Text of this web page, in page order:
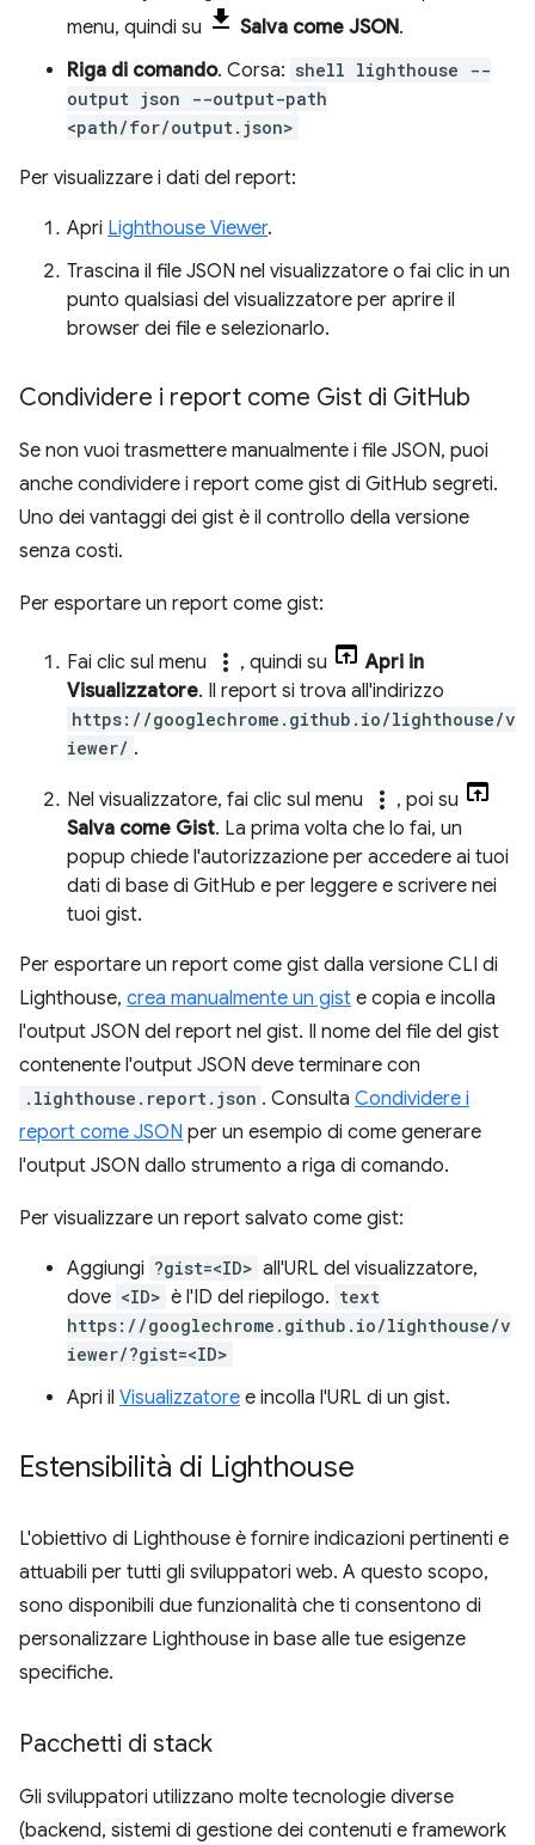
menu, quindi su
Salva come JSON.
Riga di comando. Corsa: shell lighthouse --
output json --output-path
<path/for/output.json>
Per visualizzare i dati del report:
Apri Lighthouse Viewer.
Trascina il file JSON nel visualizzatore o fai clic in un
punto qualsiasi del visualizzatore per aprire il
browser dei file e selezionarlo.
Condividere i report come Gist di GitHub
Se non vuoi trasmettere manualmente i file JSON, puoi
anche condividere i report come gist di GitHub segreti.
Uno dei vantaggi dei gist è il controllo della versione
senza costi.
Per esportare un report come gist:
Fai clic sul menu more_vert , quindi su
Apri in
Visualizzatore. Il report si trova all'indirizzo
https://googlechrome.github.io/lighthouse/v
iewer/ .
Nel visualizzatore, fai clic sul menu more_vert , poi su
Salva come Gist. La prima volta che lo fai, un
popup chiede l'autorizzazione per accedere ai tuoi
dati di base di GitHub e per leggere e scrivere nei
tuoi gist.
Per esportare un report come gist dalla versione CLI di
Lighthouse, crea manualmente un gist e copia e incolla
l'output JSON del report nel gist. Il nome del file del gist
contenente l'output JSON deve terminare con
.lighthouse.report.json . Consulta Condividere i
report come JSON per un esempio di come generare
l'output JSON dallo strumento a riga di comando.
Per visualizzare un report salvato come gist:
Aggiungi ?gist=<ID> all'URL del visualizzatore,
dove <ID> è l'ID del riepilogo. text
https://googlechrome.github.io/lighthouse/v
iewer/?gist=<ID>
Apri il Visualizzatore e incolla l'URL di un gist.
Estensibilità di Lighthouse
L'obiettivo di Lighthouse è fornire indicazioni pertinenti e
attuabili per tutti gli sviluppatori web. A questo scopo,
sono disponibili due funzionalità che ti consentono di
personalizzare Lighthouse in base alle tue esigenze
specifiche.
Pacchetti di stack
Gli sviluppatori utilizzano molte tecnologie diverse
(backend, sistemi di gestione dei contenuti e framework